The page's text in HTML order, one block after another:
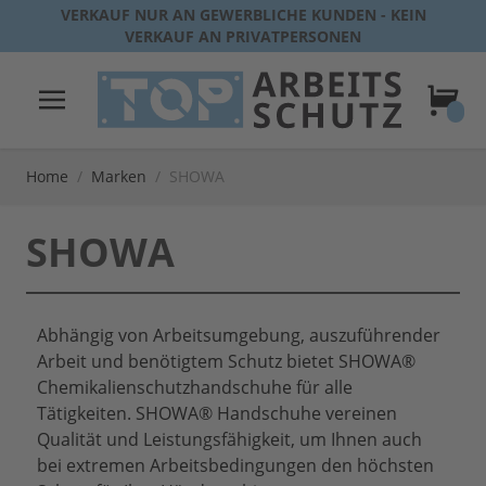
Direkt zum Inhalt
VERKAUF NUR AN GEWERBLICHE KUNDEN - KEIN
VERKAUF AN PRIVATPERSONEN
Home / Marken / SHOWA
SHOWA
Abhängig von Arbeitsumgebung, auszuführender
Arbeit und benötigtem Schutz bietet SHOWA®
Chemikalienschutzhandschuhe für alle
Tätigkeiten. SHOWA® Handschuhe vereinen
Qualität und Leistungsfähigkeit, um Ihnen auch
bei extremen Arbeitsbedingungen den höchsten